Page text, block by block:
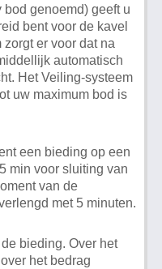
genoemd) geeft u
bent voor de kavel
er voor dat na
automatisch
Het Veiling-systeem
uw maximum bod is
een bieding op een
min voor sluiting van
van de
met 5 minuten.
bieding. Over het
het bedrag